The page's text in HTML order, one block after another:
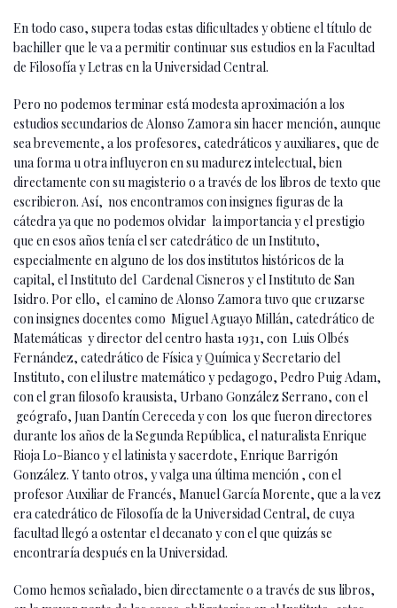
En todo caso, supera todas estas dificultades y obtiene el título de
bachiller que le va a permitir continuar sus estudios en la Facultad
de Filosofía y Letras en la Universidad Central.
Pero no podemos terminar está modesta aproximación a los
estudios secundarios de Alonso Zamora sin hacer mención, aunque
sea brevemente, a los profesores, catedráticos y auxiliares, que de
una forma u otra influyeron en su madurez intelectual, bien
directamente con su magisterio o a través de los libros de texto que
escribieron. Así, nos encontramos con insignes figuras de la
cátedra ya que no podemos olvidar la importancia y el prestigio
que en esos años tenía el ser catedrático de un Instituto,
especialmente en alguno de los dos institutos históricos de la
capital, el Instituto del Cardenal Cisneros y el Instituto de San
Isidro. Por ello, el camino de Alonso Zamora tuvo que cruzarse
con insignes docentes como Miguel Aguayo Millán, catedrático de
Matemáticas y director del centro hasta 1931, con Luis Olbés
Fernández, catedrático de Física y Química y Secretario del
Instituto, con el ilustre matemático y pedagogo, Pedro Puig Adam,
con el gran filosofo krausista, Urbano González Serrano, con el
geógrafo, Juan Dantín Cereceda y con los que fueron directores
durante los años de la Segunda República, el naturalista Enrique
Rioja Lo-Bianco y el latinista y sacerdote, Enrique Barrigón
González. Y tanto otros, y valga una última mención , con el
profesor Auxiliar de Francés, Manuel García Morente, que a la vez
era catedrático de Filosofía de la Universidad Central, de cuya
facultad llegó a ostentar el decanato y con el que quizás se
encontraría después en la Universidad.
Como hemos señalado, bien directamente o a través de sus libros,